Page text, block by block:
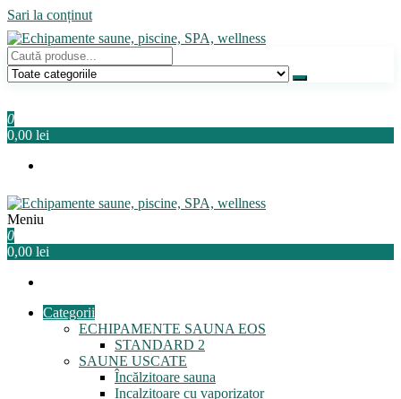
Sari la conținut
Echipamente saune, piscine, SPA, wellness
Relaxeaza-te!
0
0,00 lei
Echipamente saune, piscine, SPA, wellness
Relaxeaza-te!
Meniu
0
0,00 lei
Categorii
ECHIPAMENTE SAUNA EOS
STANDARD 2
SAUNE USCATE
Încălzitoare sauna
Incalzitoare cu vaporizator